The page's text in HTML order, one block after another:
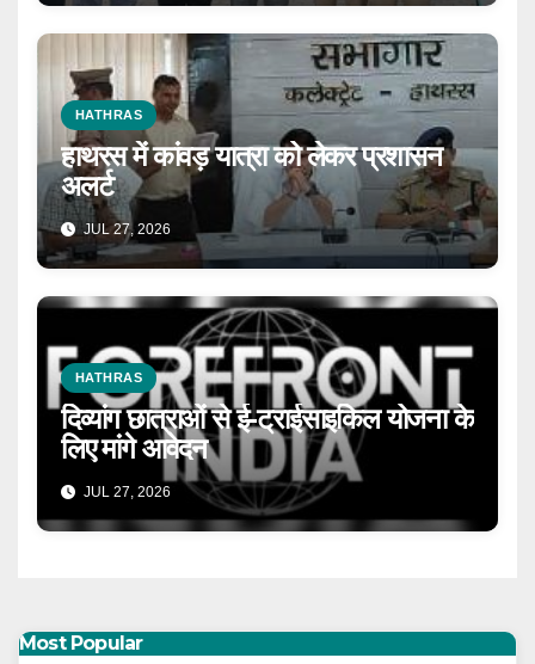
HATHRAS
हाथरस में कांवड़ यात्रा को लेकर प्रशासन
अलर्ट
JUL 27, 2026
HATHRAS
दिव्यांग छात्राओं से ई-ट्राईसाइकिल योजना के
लिए मांगे आवेदन
JUL 27, 2026
Most Popular